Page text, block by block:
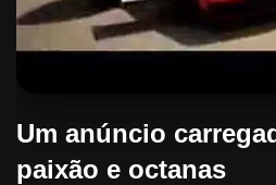
Um anúncio
paixão e octanas